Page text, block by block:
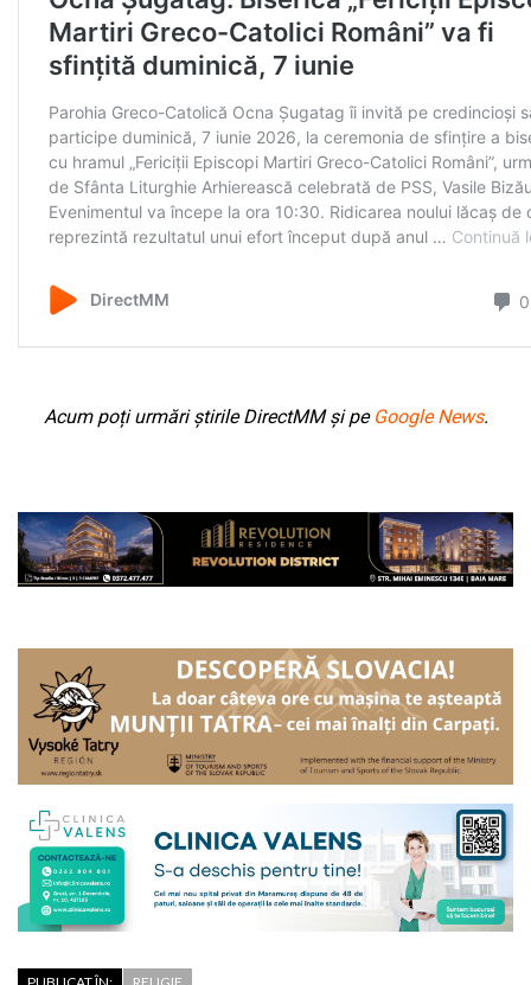
Acum poți urmări știrile DirectMM și pe Google News.